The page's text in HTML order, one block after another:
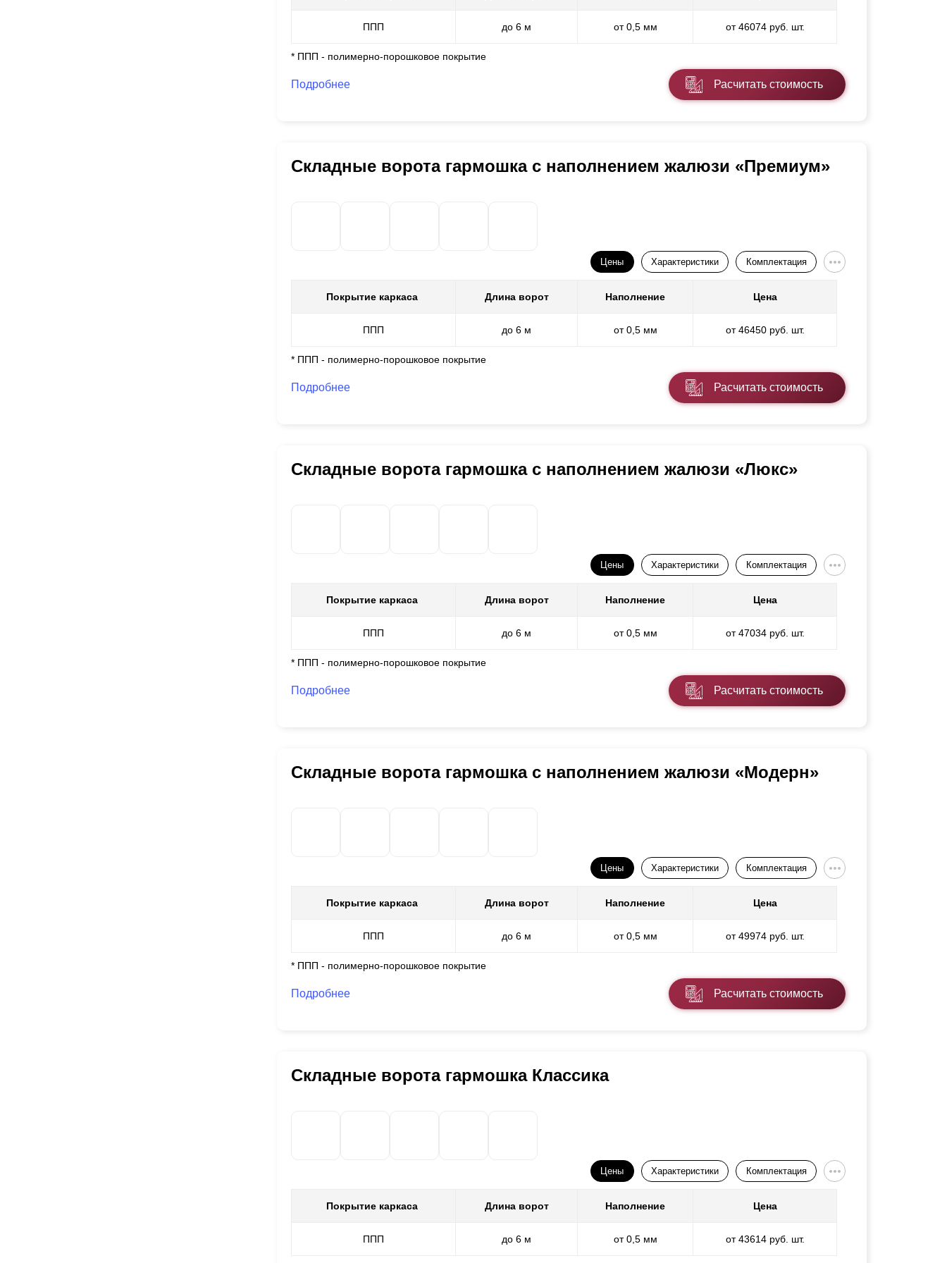
ППП до 6 м от 0,5 мм от 46074 руб. шт.
* ППП - полимерно-порошковое покрытие
Подробнее Расчитать стоимость
Складные ворота гармошка с наполнением жалюзи «Премиум»
Цены Характеристики Комплектация
Покрытие каркаса Длина ворот Наполнение Цена
ППП до 6 м от 0,5 мм от 46450 руб. шт.
* ППП - полимерно-порошковое покрытие
Подробнее Расчитать стоимость
Складные ворота гармошка с наполнением жалюзи «Люкс»
Цены Характеристики Комплектация
Покрытие каркаса Длина ворот Наполнение Цена
ППП до 6 м от 0,5 мм от 47034 руб. шт.
* ППП - полимерно-порошковое покрытие
Подробнее Расчитать стоимость
Складные ворота гармошка с наполнением жалюзи «Модерн»
Цены Характеристики Комплектация
Покрытие каркаса Длина ворот Наполнение Цена
ППП до 6 м от 0,5 мм от 49974 руб. шт.
* ППП - полимерно-порошковое покрытие
Подробнее Расчитать стоимость
Складные ворота гармошка Классика
Цены Характеристики Комплектация
Покрытие каркаса Длина ворот Наполнение Цена
ППП до 6 м от 0,5 мм от 43614 руб. шт.